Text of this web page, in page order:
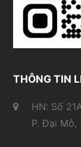
THÔNG TIN
HN: Số
P. Đại Mỗ,